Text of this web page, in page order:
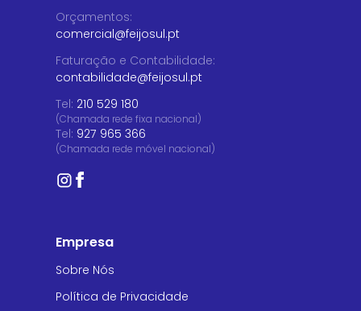
Orçamentos:
comercial@feijosul.pt
Faturação e Contabilidade:
contabilidade@feijosul.pt
Tel: 210 529 180
(Chamada rede fixa nacional)
Tel: 927 965 366
(Chamada rede móvel nacional)
Empresa
Sobre Nós
Política de Privacidade